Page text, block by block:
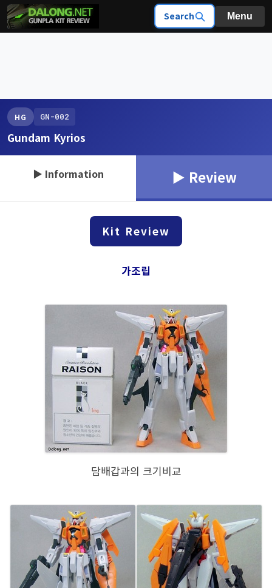
Search Menu
HG GN-002
Gundam Kyrios
▶ Information ▶ Review
Kit Review
가조립
담배갑과의 크기비교